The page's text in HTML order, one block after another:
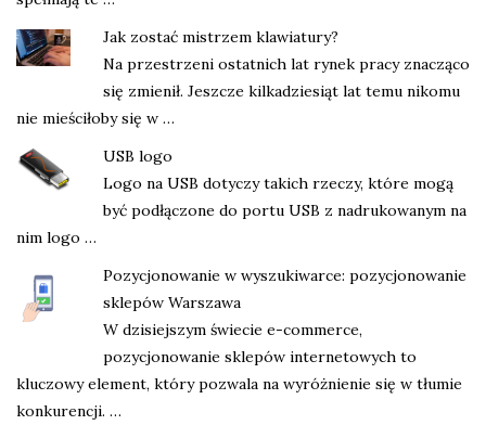
Jak zostać mistrzem klawiatury?
Na przestrzeni ostatnich lat rynek pracy znacząco
się zmienił. Jeszcze kilkadziesiąt lat temu nikomu
nie mieściłoby się w …
USB logo
Logo na USB dotyczy takich rzeczy, które mogą
być podłączone do portu USB z nadrukowanym na
nim logo …
Pozycjonowanie w wyszukiwarce: pozycjonowanie
sklepów Warszawa
W dzisiejszym świecie e-commerce,
pozycjonowanie sklepów internetowych to
kluczowy element, który pozwala na wyróżnienie się w tłumie
konkurencji. …